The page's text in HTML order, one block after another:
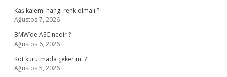
Kaş kalemi hangi renk olmalı ?
Ağustos 7, 2026
BMW’de ASC nedir ?
Ağustos 6, 2026
Kot kurutmada çeker mi ?
Ağustos 5, 2026